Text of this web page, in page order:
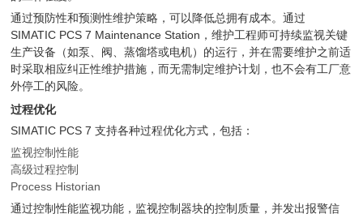
通过预防性和预测性维护策略，可以降低总拥有成本。通过
SIMATIC PCS 7 Maintenance Station，维护工程师可持续监视关键
生产设备（如泵、阀、蒸馏塔或电机）的运行，并在需要维护之前适
时采取相应纠正性维护措施，而无需制定维护计划，也不会有工厂意
外停工的风险。
过程优化
SIMATIC PCS 7 支持各种过程优化方式，包括：
监视控制性能
高级过程控制
Process Historian
通过控制性能监视功能，监视控制器块的控制质量，并发出报警信